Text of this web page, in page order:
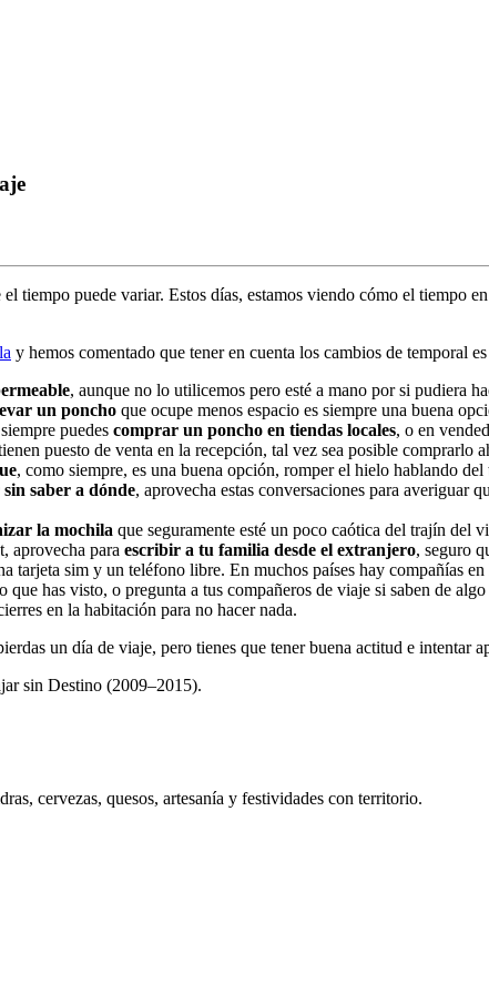
tiempo puede variar. Estos días, estamos viendo cómo el
y hemos comentado que tener en cuenta los cambios de temporal
, aunque no lo utilicemos pero esté a mano por si pudiera
un poncho que ocupe menos espacio es siempre una buena
puedes comprar un poncho en tiendas locales, o en
puesto de venta en la recepción, tal vez sea posible comprarlo
, como siempre, es una buena opción, romper el hielo hablando
saber a dónde, aprovecha estas conversaciones para averiguar
la mochila que seguramente esté un poco caótica del trajín del
aprovecha para escribir a tu familia desde el extranjero, seguro
tarjeta sim y un teléfono libre. En muchos países hay compañías
que has visto, o pregunta a tus compañeros de viaje si saben de
en la habitación para no hacer nada.
un día de viaje, pero tienes que tener buena actitud e intentar
sin Destino (2009–2015).
cervezas, quesos, artesanía y festividades con territorio.